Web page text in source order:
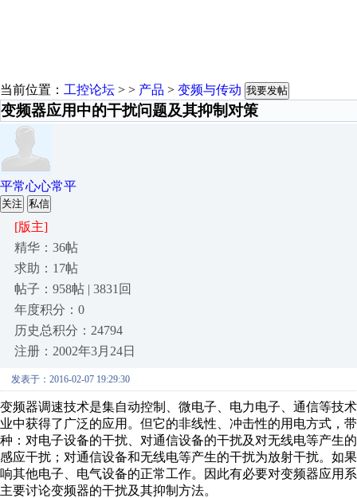
当前位置： 工控论坛 > > 产品 > 变频与传动 我要发帖
变频器应用中的干扰问题及其抑制对策
平常心心常平
关注 私信
[版主]
精华：36帖
求助：17帖
帖子：958帖 | 3831回
年度积分：0
历史总积分：24794
注册：2002年3月24日
发表于：2016-02-07 19:29:30
变频器调速技术是集自动控制、微电子、电力电子、通信等技
业中获得了广泛的应用。但它的非线性、冲击性的用电方式，
种：对电子设备的干扰、对通信设备的干扰及对无线电等产生
感应干扰；对通信设备和无线电等产生的干扰为放射干扰。如
响其他电子、电气设备的正常工作。因此有必要对变频器应用
主要讨论变频器的干扰及其抑制方法。